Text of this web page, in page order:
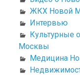
ЖКХ Новой
Интервью
Культурные
Москвы
Медицина